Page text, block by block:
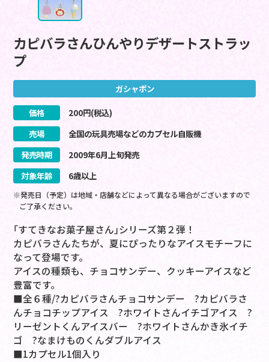
カピバラさんひんやりデザートストラッ
プ
ガシャポン
価格 200円(税込)
売場
全国の玩具売場などのカプセル自販機
発売時期
2009年6月上旬発売
対象年齢
6歳以上
※発売日（予定）は地域・店舗などによって異なる場合がございますので
ご了承ください。
｢すてきなお菓子屋さん｣シリーズ第２弾！
カピバラさんたちが、夏にぴったりなアイスモチーフに
なって登場です。
アイスの種類も、チョコサンデー、クッキーアイスなど
豊富です。
■全６種/?カピバラさんチョコサンデー ?カピバラさ
んチョコチップアイス ?ホワイトさんイチゴアイス ?
リーゼントくんアイスバー ?ホワイトさんかき氷イチ
ゴ ?なまけものくんダブルアイス
■1カプセル1個入り